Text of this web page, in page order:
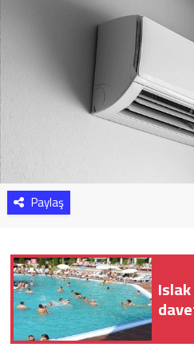
Paylaş
Resmi İlan
Resmi Reklam